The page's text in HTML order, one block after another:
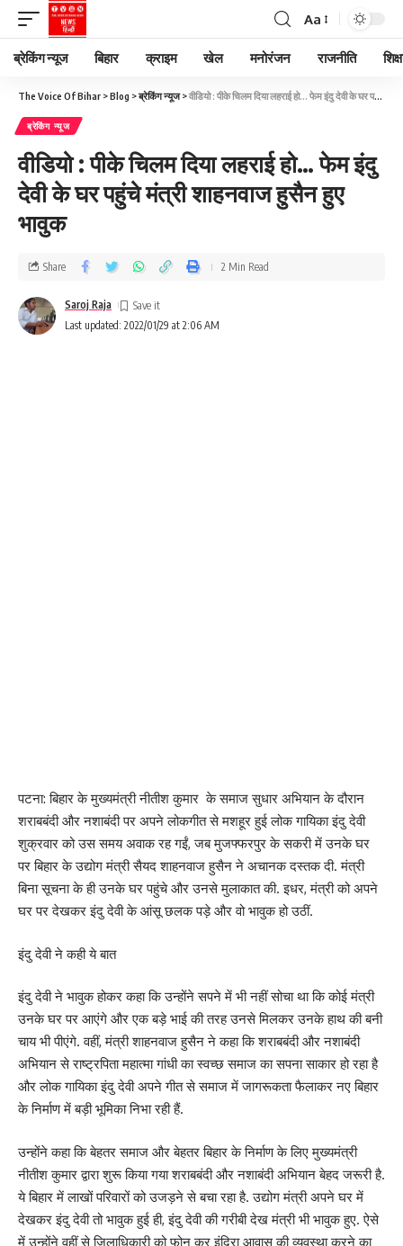
Aa
ब्रेकिंग न्यूज बिहार क्राइम खेल मनोरंजन राजनीति
The Voice Of Bihar >Blog >ब्रेकिंग न्यूज>वीडियो : पीके चिलम दिया लहराई हो… फेम इंदु देवी के घर पहुंचे मंत्री शाहनवाज हुसैन हुए भावुक
ब्रेकिंग न्यूज
वीडियो : पीके चिलम दिया लहराई हो… फेम इंदु
देवी के घर पहुंचे मंत्री शाहनवाज हुसैन हुए
भावुक
Last updated: 2022/01/29 at 2:06 AM
Saroj Raja
Share 2 Min Read
पटना: बिहार के मुख्यमंत्री नीतीश कुमार के समाज सुधार अभियान के दौरान
शराबबंदी और नशाबंदी पर अपने लोकगीत से मशहूर हुई लोक गायिका इंदु देवी
शुक्रवार को उस समय अवाक रह गईं, जब मुजफ्फरपुर के सकरी में उनके घर
पर बिहार के उद्योग मंत्री सैयद शाहनवाज हुसैन ने अचानक दस्तक दी. मंत्री
बिना सूचना के ही उनके घर पहुंचे और उनसे मुलाकात की. इधर, मंत्री को अपने
घर पर देखकर इंदु देवी के आंसू छलक पड़े और वो भावुक हो उठीं.
इंदु देवी ने कही ये बात
इंदु देवी ने भावुक होकर कहा कि उन्होंने सपने में भी नहीं सोचा था कि कोई मंत्री
उनके घर पर आएंगे और एक बड़े भाई की तरह उनसे मिलकर उनके हाथ की बनी
चाय भी पीएंगे. वहीं, मंत्री शाहनवाज हुसैन ने कहा कि शराबबंदी और नशाबंदी
अभियान से राष्ट्रपिता महात्मा गांधी का स्वच्छ समाज का सपना साकार हो रहा है
और लोक गायिका इंदु देवी अपने गीत से समाज में जागरूकता फैलाकर नए बिहार
के निर्माण में बड़ी भूमिका निभा रही हैं.
उन्होंने कहा कि बेहतर समाज और बेहतर बिहार के निर्माण के लिए मुख्यमंत्री
नीतीश कुमार द्वारा शुरू किया गया शराबबंदी और नशाबंदी अभियान बेहद जरूरी है.
ये बिहार में लाखों परिवारों को उजड़ने से बचा रहा है. उद्योग मंत्री अपने घर में
देखकर इंदु देवी तो भावुक हुई ही, इंदु देवी की गरीबी देख मंत्री भी भावुक हुए. ऐसे
में उन्होंने वहीं से जिलाधिकारी को फोन कर इंदिरा आवास की व्यवस्था करने का